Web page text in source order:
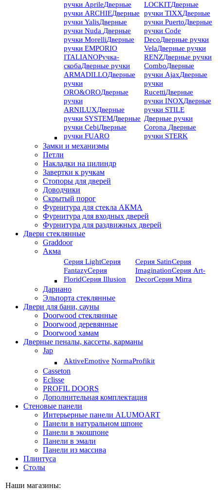
ручки AprileДверные
ручки ARCHIEДверные
ручки YalisДверные
ручки Nuda Дверные
ручки MorelliДверные
ручки EMPORIO
ITALIANOРучка-
скобаДверные ручки
ARMADILLOДверные
ручки
ORO&OROДверные
ручки
ARNILUXДверные
ручки SYSTEMДверные
ручки CebiДверные
ручки FUARO
LOCKITДверные
ручки TIXXДверные
ручки PuertoДверные
ручки Code
DecoДверные ручки
VelaДверные ручки
RENZДверные ручки
ComboДверные
ручки AjaxДверные
ручки
RucettiДверные
ручки INOXДверные
ручки STILE
Дверные ручки
Corona Дверные
ручки STERK
Замки и механизмы
Петли
Накладки на цилиндр
Завертки к ручкам
Стопоры для дверей
Доводчики
Скрытый порог
Фурнитура для стекла АКМА
Фурнитура для входных дверей
Фурнитура для раздвижных дверей
Двери стеклянные
Graddoor
Акма
Серия LightСерия
FantazyСерия
FloridСерия Illusion
Серия SatinСерия
ImaginationСерия Art-
DeсorСерия Mirra
Дариано
Эльпорта стеклянные
Двери для бани, сауны
Doorwood стеклянные
Doorwood деревянные
Doorwood хамам
Дверные пеналы, кассеты, карманы
Jap
AktiveEmotive NormaProfikit
Casseton
Eclisse
PROFIL DOORS
Дополнительная комплектация
Стеновые панели
Интерьерные панели ALUMOART
Панели в натуральном шпоне
Панели в экошпоне
Панели в эмали
Панели из массива
Плинтуса
Столы
Наши магазины: